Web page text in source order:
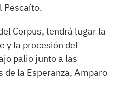
Pescaíto.
Corpus, tendrá lugar la
y la procesión del
palio junto a las
de la Esperanza, Amparo